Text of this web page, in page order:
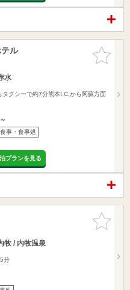
お気に入
りに追加
ル
水
タクシーで約7分熊本I.C.から阿蘇方面
事・食事処
プランを見る
お気に入
りに追加
牧 / 内牧温泉
分